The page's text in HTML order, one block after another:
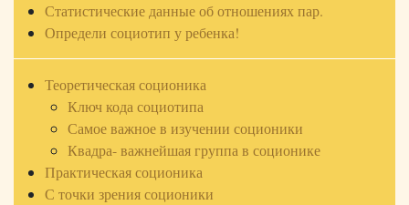
Статистические данные об отношениях пар.
Определи социотип у ребенка!
Теоретическая соционика
Ключ кода социотипа
Самое важное в изучении соционики
Квадра- важнейшая группа в соционике
Практическая соционика
С точки зрения соционики